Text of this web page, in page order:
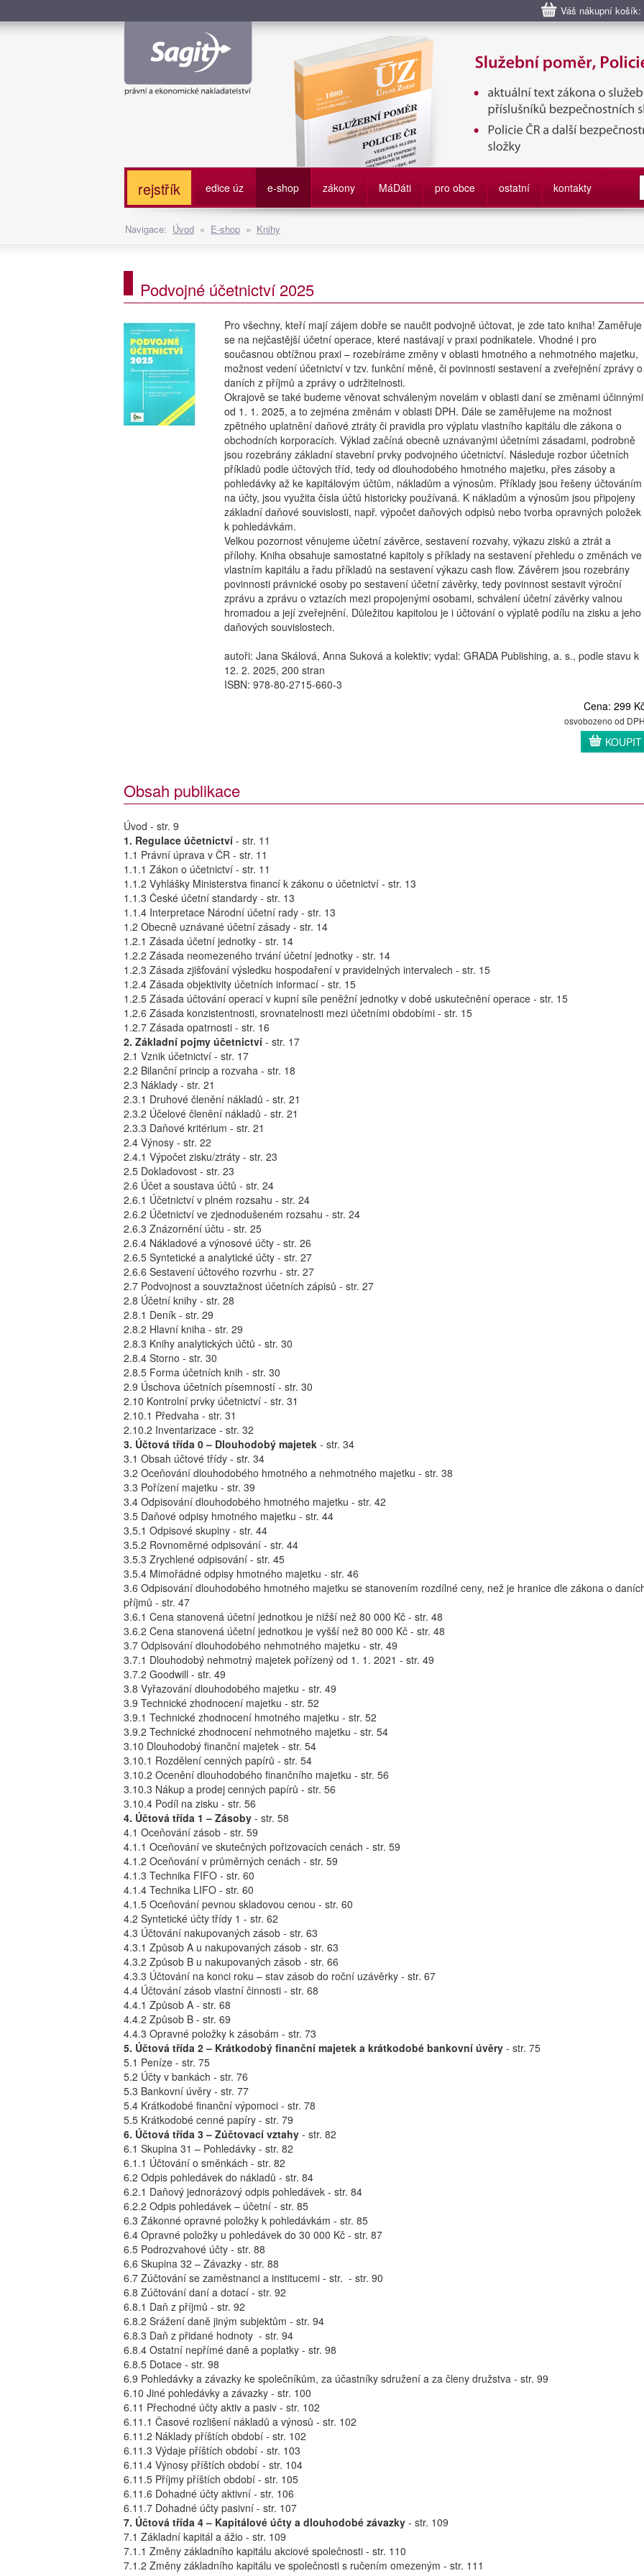
Váš nákupní
Služební poměr příslušníků bezpečnostních sborů, Policie ČR, Vězeňská
služby
rejstřík edice úz e-shop zákony MáDáti pro obce ostatní kontakty
Navigace: Úvod » E-shop » Knihy
Podvojné účetnictví 2025
Pro všechny, kteří mají zájem dobře se naučit podvojně účtovat, je zde tato kniha! Zaměřuje
se na nejčastější účetní operace, které nastávají v praxi podnikatele. Vhodné i pro
současnou obtížnou praxi – rozebíráme změny v oblasti hmotného a nehmotného majetku,
možnost vedení účetnictví v tzv. funkční měně, či povinnosti sestavení a zveřejnění zprávy o
daních z příjmů a zprávy o udržitelnosti.
Okrajově se také budeme věnovat schváleným novelám v oblasti daní se změnami účinnými
od 1. 1. 2025, a to zejména změnám v oblasti DPH. Dále se zaměřujeme na možnost
zpětného uplatnění daňové ztráty či pravidla pro výplatu vlastního kapitálu dle zákona o
obchodních korporacích. Výklad začíná obecně uznávanými účetními zásadami, podrobně
jsou rozebrány základní stavební prvky podvojného účetnictví. Následuje rozbor účetních
příkladů podle účtových tříd, tedy od dlouhodobého hmotného majetku, přes zásoby a
pohledávky až ke kapitálovým účtům, nákladům a výnosům. Příklady jsou řešeny účtováním
na účty, jsou využita čísla účtů historicky používaná. K nákladům a výnosům jsou připojeny
základní daňové souvislosti, např. výpočet daňových odpisů nebo tvorba opravných položek
k pohledávkám.
Velkou pozornost věnujeme účetní závěrce, sestavení rozvahy, výkazu zisků a ztrát a
přílohy. Kniha obsahuje samostatné kapitoly s příklady na sestavení přehledu o změnách ve
vlastním kapitálu a řadu příkladů na sestavení výkazu cash flow. Závěrem jsou rozebrány
povinnosti právnické osoby po sestavení účetní závěrky, tedy povinnost sestavit výroční
zprávu a zprávu o vztazích mezi propojenými osobami, schválení účetní závěrky valnou
hromadou a její zveřejnění. Důležitou kapitolou je i účtování o výplatě podílu na zisku a jeho
daňových souvislostech.
autoři: Jana Skálová, Anna Suková a kolektiv; vydal: GRADA Publishing, a. s., podle stavu k
12. 2. 2025, 200 stran
ISBN: 978-80-2715-660-3
Cena: 299
osvobozeno od
KOUPIT
Obsah publikace
Úvod - str. 9
1. Regulace účetnictví - str. 11
1.1 Právní úprava v ČR - str. 11
1.1.1 Zákon o účetnictví - str. 11
1.1.2 Vyhlášky Ministerstva financí k zákonu o účetnictví - str. 13
1.1.3 České účetní standardy - str. 13
1.1.4 Interpretace Národní účetní rady - str. 13
1.2 Obecně uznávané účetní zásady - str. 14
1.2.1 Zásada účetní jednotky - str. 14
1.2.2 Zásada neomezeného trvání účetní jednotky - str. 14
1.2.3 Zásada zjišťování výsledku hospodaření v pravidelných intervalech - str. 15
1.2.4 Zásada objektivity účetních informací - str. 15
1.2.5 Zásada účtování operací v kupní síle peněžní jednotky v době uskutečnění operace - str. 15
1.2.6 Zásada konzistentnosti, srovnatelnosti mezi účetními obdobími - str. 15
1.2.7 Zásada opatrnosti - str. 16
2. Základní pojmy účetnictví - str. 17
2.1 Vznik účetnictví - str. 17
2.2 Bilanční princip a rozvaha - str. 18
2.3 Náklady - str. 21
2.3.1 Druhové členění nákladů - str. 21
2.3.2 Účelové členění nákladů - str. 21
2.3.3 Daňové kritérium - str. 21
2.4 Výnosy - str. 22
2.4.1 Výpočet zisku/ztráty - str. 23
2.5 Dokladovost - str. 23
2.6 Účet a soustava účtů - str. 24
2.6.1 Účetnictví v plném rozsahu - str. 24
2.6.2 Účetnictví ve zjednodušeném rozsahu - str. 24
2.6.3 Znázornění účtu - str. 25
2.6.4 Nákladové a výnosové účty - str. 26
2.6.5 Syntetické a analytické účty - str. 27
2.6.6 Sestavení účtového rozvrhu - str. 27
2.7 Podvojnost a souvztažnost účetních zápisů - str. 27
2.8 Účetní knihy - str. 28
2.8.1 Deník - str. 29
2.8.2 Hlavní kniha - str. 29
2.8.3 Knihy analytických účtů - str. 30
2.8.4 Storno - str. 30
2.8.5 Forma účetních knih - str. 30
2.9 Úschova účetních písemností - str. 30
2.10 Kontrolní prvky účetnictví - str. 31
2.10.1 Předvaha - str. 31
2.10.2 Inventarizace - str. 32
3. Účtová třída 0 – Dlouhodobý majetek - str. 34
3.1 Obsah účtové třídy - str. 34
3.2 Oceňování dlouhodobého hmotného a nehmotného majetku - str. 38
3.3 Pořízení majetku - str. 39
3.4 Odpisování dlouhodobého hmotného majetku - str. 42
3.5 Daňové odpisy hmotného majetku - str. 44
3.5.1 Odpisové skupiny - str. 44
3.5.2 Rovnoměrné odpisování - str. 44
3.5.3 Zrychlené odpisování - str. 45
3.5.4 Mimořádné odpisy hmotného majetku - str. 46
3.6 Odpisování dlouhodobého hmotného majetku se stanovením rozdílné ceny, než je hranice dle zákona o
příjmů - str. 47
3.6.1 Cena stanovená účetní jednotkou je nižší než 80 000 Kč - str. 48
3.6.2 Cena stanovená účetní jednotkou je vyšší než 80 000 Kč - str. 48
3.7 Odpisování dlouhodobého nehmotného majetku - str. 49
3.7.1 Dlouhodobý nehmotný majetek pořízený od 1. 1. 2021 - str. 49
3.7.2 Goodwill - str. 49
3.8 Vyřazování dlouhodobého majetku - str. 49
3.9 Technické zhodnocení majetku - str. 52
3.9.1 Technické zhodnocení hmotného majetku - str. 52
3.9.2 Technické zhodnocení nehmotného majetku - str. 54
3.10 Dlouhodobý finanční majetek - str. 54
3.10.1 Rozdělení cenných papírů - str. 54
3.10.2 Ocenění dlouhodobého finančního majetku - str. 56
3.10.3 Nákup a prodej cenných papírů - str. 56
3.10.4 Podíl na zisku - str. 56
4. Účtová třída 1 – Zásoby - str. 58
4.1 Oceňování zásob - str. 59
4.1.1 Oceňování ve skutečných pořizovacích cenách - str. 59
4.1.2 Oceňování v průměrných cenách - str. 59
4.1.3 Technika FIFO - str. 60
4.1.4 Technika LIFO - str. 60
4.1.5 Oceňování pevnou skladovou cenou - str. 60
4.2 Syntetické účty třídy 1 - str. 62
4.3 Účtování nakupovaných zásob - str. 63
4.3.1 Způsob A u nakupovaných zásob - str. 63
4.3.2 Způsob B u nakupovaných zásob - str. 66
4.3.3 Účtování na konci roku – stav zásob do roční uzávěrky - str. 67
4.4 Účtování zásob vlastní činnosti - str. 68
4.4.1 Způsob A - str. 68
4.4.2 Způsob B - str. 69
4.4.3 Opravné položky k zásobám - str. 73
5. Účtová třída 2 – Krátkodobý finanční majetek a krátkodobé bankovní úvěry - str. 75
5.1 Peníze - str. 75
5.2 Účty v bankách - str. 76
5.3 Bankovní úvěry - str. 77
5.4 Krátkodobé finanční výpomoci - str. 78
5.5 Krátkodobé cenné papíry - str. 79
6. Účtová třída 3 – Zúčtovací vztahy - str. 82
6.1 Skupina 31 – Pohledávky - str. 82
6.1.1 Účtování o směnkách - str. 82
6.2 Odpis pohledávek do nákladů - str. 84
6.2.1 Daňový jednorázový odpis pohledávek - str. 84
6.2.2 Odpis pohledávek – účetní - str. 85
6.3 Zákonné opravné položky k pohledávkám - str. 85
6.4 Opravné položky u pohledávek do 30 000 Kč - str. 87
6.5 Podrozvahové účty - str. 88
6.6 Skupina 32 – Závazky - str. 88
6.7 Zúčtování se zaměstnanci a institucemi - str. - str. 90
6.8 Zúčtování daní a dotací - str. 92
6.8.1 Daň z příjmů - str. 92
6.8.2 Srážení daně jiným subjektům - str. 94
6.8.3 Daň z přidané hodnoty - str. 94
6.8.4 Ostatní nepřímé daně a poplatky - str. 98
6.8.5 Dotace - str. 98
6.9 Pohledávky a závazky ke společníkům, za účastníky sdružení a za členy družstva - str. 99
6.10 Jiné pohledávky a závazky - str. 100
6.11 Přechodné účty aktiv a pasiv - str. 102
6.11.1 Časové rozlišení nákladů a výnosů - str. 102
6.11.2 Náklady příštích období - str. 102
6.11.3 Výdaje příštích období - str. 103
6.11.4 Výnosy příštích období - str. 104
6.11.5 Příjmy příštích období - str. 105
6.11.6 Dohadné účty aktivní - str. 106
6.11.7 Dohadné účty pasivní - str. 107
7. Účtová třída 4 – Kapitálové účty a dlouhodobé závazky - str. 109
7.1 Základní kapitál a ážio - str. 109
7.1.1 Změny základního kapitálu akciové společnosti - str. 110
7.1.2 Změny základního kapitálu ve společnosti s ručením omezeným - str. 111